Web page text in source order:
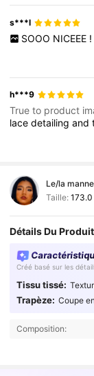
s***l
SOOO NICEEE !
h***9
True to product
lacedetailingand
Le/la
Taille: 173.0
Détails Du Produit
Créé basé sur les
Tissu tissé:
Trapèze: Coupe
Composition: